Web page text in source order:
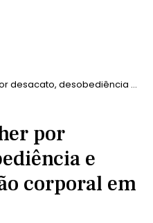
desacato, desobediência e
por
e
corporal em